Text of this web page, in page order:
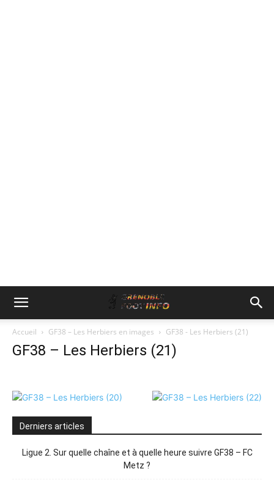
Accueil GF38 – Les Herbiers en images GF38 - Les Herbiers (21)
GF38 – Les Herbiers (21)
Derniers articles
Ligue 2. Sur quelle chaîne et à quelle heure suivre GF38 – FC
Metz ?